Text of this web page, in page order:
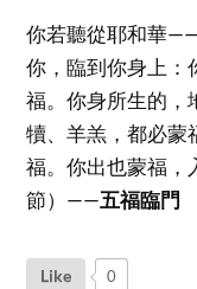
你若聽從耶和華
你，臨到你身上：
福。你身所生的，
犢、羊羔，都必蒙
福。你出也蒙福，
節）——五福臨門
Like 0